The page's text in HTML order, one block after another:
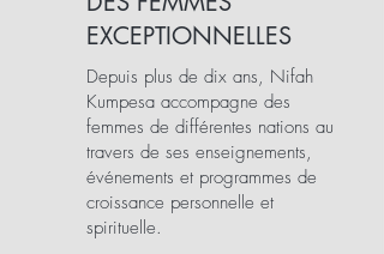
EXCEPTIONNELLES
Depuis plus de dix ans, Nifah
Kumpesa accompagne des
femmes de différentes nations au
travers de ses enseignements,
événements et programmes de
croissance personnelle et
spirituelle.